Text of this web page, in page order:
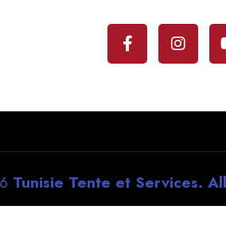
Tunisie Tente et Services.